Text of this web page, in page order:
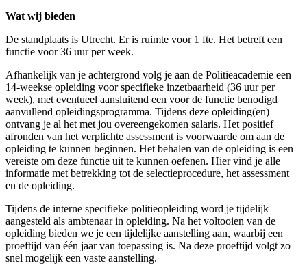
Wat wij bieden
De standplaats is Utrecht. Er is ruimte voor 1 fte. Het betreft een
functie voor 36 uur per week.
Afhankelijk van je achtergrond volg je aan de Politieacademie een
14-weekse opleiding voor specifieke inzetbaarheid (36 uur per
week), met eventueel aansluitend een voor de functie benodigd
aanvullend opleidingsprogramma. Tijdens deze opleiding(en)
ontvang je al het met jou overeengekomen salaris. Het positief
afronden van het verplichte assessment is voorwaarde om aan de
opleiding te kunnen beginnen. Het behalen van de opleiding is een
vereiste om deze functie uit te kunnen oefenen. Hier vind je alle
informatie met betrekking tot de selectieprocedure, het assessment
en de opleiding.
Tijdens de interne specifieke politieopleiding word je tijdelijk
aangesteld als ambtenaar in opleiding. Na het voltooien van de
opleiding bieden we je een tijdelijke aanstelling aan, waarbij een
proeftijd van één jaar van toepassing is. Na deze proeftijd volgt zo
snel mogelijk een vaste aanstelling.